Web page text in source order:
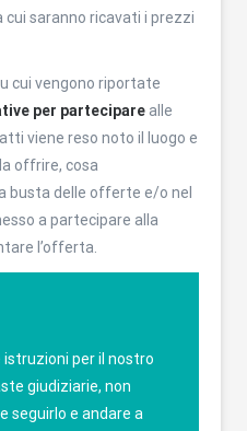
cui saranno ricavati i prezzi
cui vengono riportate
per partecipare alle
viene reso noto il luogo e
offrire, cosa
busta delle offerte e/o nel
a partecipare alla
l’offerta.
istruzioni per il nostro
giudiziarie, non
seguirlo e andare a